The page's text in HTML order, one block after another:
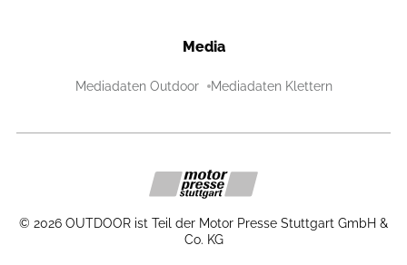
Media
Mediadaten Outdoor Mediadaten Klettern
© 2026 OUTDOOR ist Teil der Motor Presse Stuttgart GmbH &
Co. KG